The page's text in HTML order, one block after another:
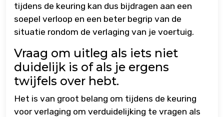
tijdens de keuring kan dus bijdragen aan een
soepel verloop en een beter begrip van de
situatie rondom de verlaging van je voertuig.
Vraag om uitleg als iets niet
duidelijk is of als je ergens
twijfels over hebt.
Het is van groot belang om tijdens de keuring
voor verlaging om verduidelijking te vragen als